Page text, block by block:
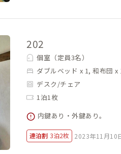
202
個室（定員3名）
ダブルベッド x 1, 和布団 x
デスク/チェア
1泊1枚
内鍵あり・外鍵あり。
連泊割 3泊2枚 2023年11月10